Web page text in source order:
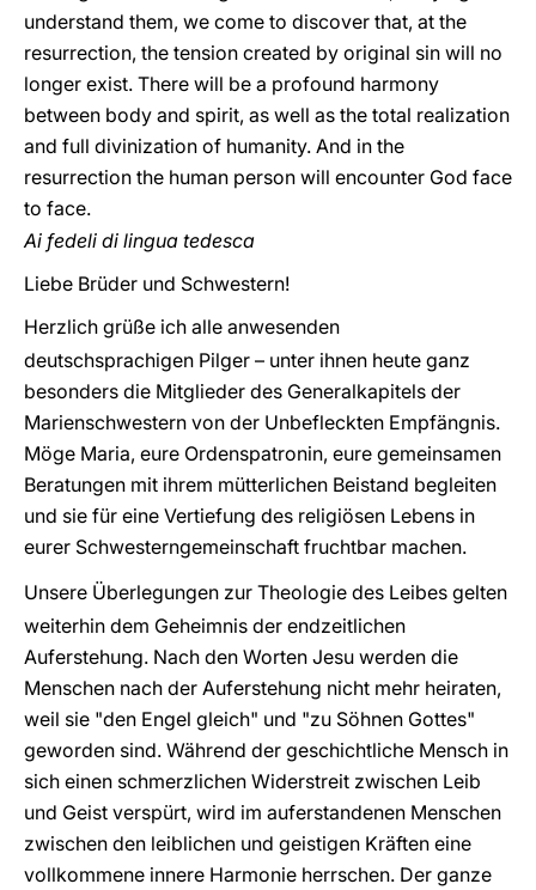
understand them, we come to discover that, at the
resurrection, the tension created by original sin will no
longer exist. There will be a profound harmony
between body and spirit, as well as the total realization
and full divinization of humanity. And in the
resurrection the human person will encounter God face
to face.
Ai fedeli di lingua tedesca
Liebe Brüder und Schwestern!
Herzlich grüße ich alle anwesenden
deutschsprachigen Pilger – unter ihnen heute ganz
besonders die Mitglieder des Generalkapitels der
Marienschwestern von der Unbefleckten Empfängnis.
Möge Maria, eure Ordenspatronin, eure gemeinsamen
Beratungen mit ihrem mütterlichen Beistand begleiten
und sie für eine Vertiefung des religiösen Lebens in
eurer Schwesterngemeinschaft fruchtbar machen.
Unsere Überlegungen zur Theologie des Leibes gelten
weiterhin dem Geheimnis der endzeitlichen
Auferstehung. Nach den Worten Jesu werden die
Menschen nach der Auferstehung nicht mehr heiraten,
weil sie "den Engel gleich" und "zu Söhnen Gottes"
geworden sind. Während der geschichtliche Mensch in
sich einen schmerzlichen Widerstreit zwischen Leib
und Geist verspürt, wird im auferstandenen Menschen
zwischen den leiblichen und geistigen Kräften eine
vollkommene innere Harmonie herrschen. Der ganze